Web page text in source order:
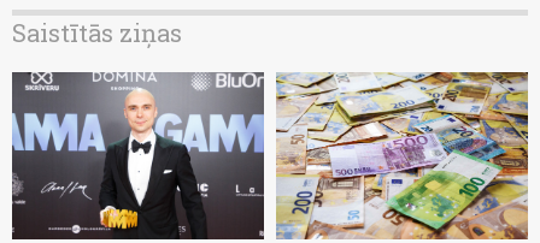
Saistītās ziņas